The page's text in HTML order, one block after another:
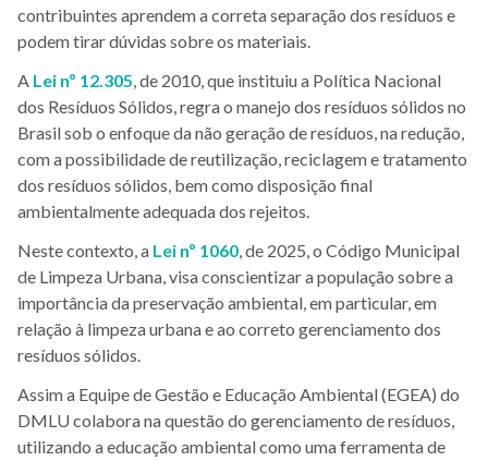
contribuintes aprendem a correta separação dos resíduos e
podem tirar dúvidas sobre os materiais.
A Lei nº 12.305, de 2010, que instituiu a Política Nacional
dos Resíduos Sólidos, regra o manejo dos resíduos sólidos no
Brasil sob o enfoque da não geração de resíduos, na redução,
com a possibilidade de reutilização, reciclagem e tratamento
dos resíduos sólidos, bem como disposição final
ambientalmente adequada dos rejeitos.
Neste contexto,a Lei nº 1060,de 2025, o Código Municipal
de Limpeza Urbana, visa conscientizar a população sobre a
importância da preservação ambiental, em particular, em
relação à limpeza urbana e ao correto gerenciamento dos
resíduos sólidos.
Assim a Equipe de Gestão e Educação Ambiental (EGEA) do
DMLU colabora na questão do gerenciamento de resíduos,
utilizando a educação ambiental como uma ferramenta de